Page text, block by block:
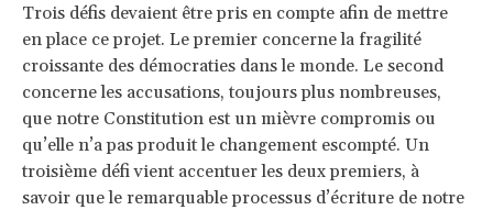
Trois défis devaient être pris en compte afin de mettre
en place ce projet. Le premier concerne la fragilité
croissante des démocraties dans le monde. Le second
concerne les accusations, toujours plus nombreuses,
que notre Constitution est un mièvre compromis ou
qu’elle n’a pas produit le changement escompté. Un
troisième défi vient accentuer les deux premiers, à
savoir que le remarquable processus d’écriture de notre